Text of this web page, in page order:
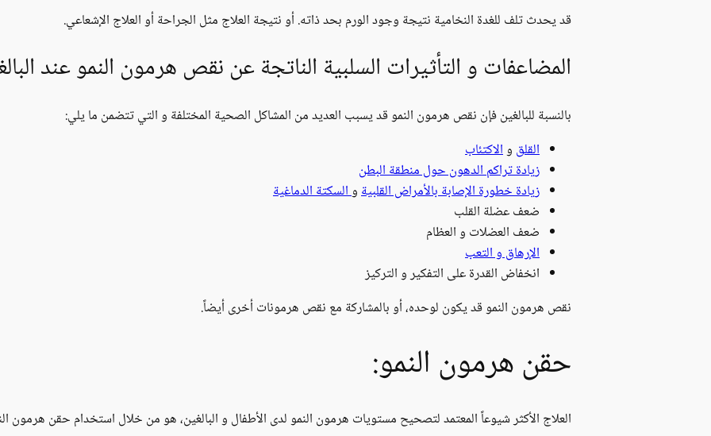
قد يحدث تلف للغدة النخامية نتيجة وجود الورم بحد ذاته. أو نتيجة العلاج مثل الجراحة أو العلاج الإشعاعي.
المضاعفات و التأثيرات السلبية الناتجة عن نقص هرمون النمو عند
بالنسبة للبالغين فإن نقص هرمون النمو قد يسبب العديد من المشاكل الصحية المختلفة و التي تتضمن ما يلي:
القلق والاكتئاب
زيادة تراكم الدهون حول منطقة البطن
زيادة خطورة الإصابة بالأمراض القلبيةوالسكتة الدماغية
ضعف عضلة القلب
ضعف العضلات و العظام
الإرهاق و التعب
انخفاض القدرة على التفكير و التركيز
نقص هرمون النمو قد يكون لوحده، أو بالمشاركة مع نقص هرمونات أخرى أيضاً.
حقن هرمون النمو:
العلاج الأكثر شيوعاً المعتمد لتصحيح مستويات هرمون النمو لدى الأطفال و البالغين، هو من خلال استخدام حقن هرمون